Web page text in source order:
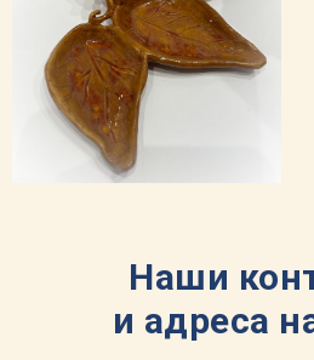
Наши
и адреса